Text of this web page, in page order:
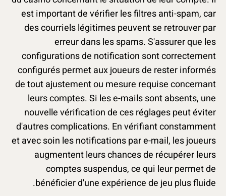
est important de vérifier les filtres anti-spam, car
des courriels légitimes peuvent se retrouver par
erreur dans les spams. S'assurer que les
configurations de notification sont correctement
configurés permet aux joueurs de rester informés
de tout ajustement ou mesure requise concernant
leurs comptes. Si les e-mails sont absents, une
nouvelle vérification de ces réglages peut éviter
d'autres complications. En vérifiant constamment
et avec soin les notifications par e-mail, les joueurs
augmentent leurs chances de récupérer leurs
comptes suspendus, ce qui leur permet de
bénéficier d'une expérience de jeu plus fluide.